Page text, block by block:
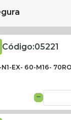
Código:05221
EX- 60-M16-